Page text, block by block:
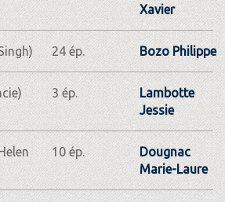
Xavier
24 ép. Bozo Philippe
3 ép.
Lambotte
Jessie
10 ép.
Dougnac
Marie-Laure